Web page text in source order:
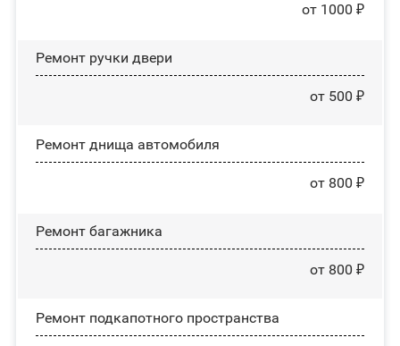
от 1000 ₽
Ремонт ручки двери
от 500 ₽
Ремонт днища автомобиля
от 800 ₽
Ремонт багажника
от 800 ₽
Ремонт подкапотного пространства